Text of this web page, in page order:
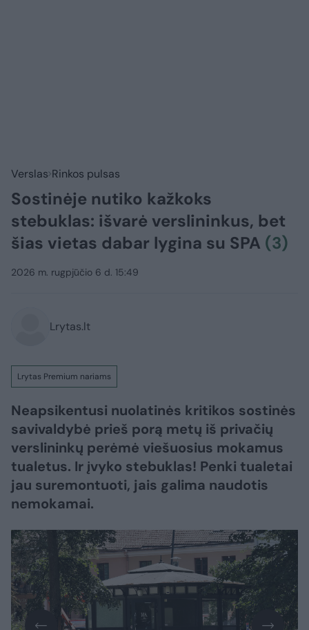
Verslas Rinkos pulsas
Sostinėje nutiko kažkoks
stebuklas: išvarė verslininkus, bet
šias vietas dabar lygina su SPA (3)
2026 m. rugpjūčio 6 d. 15:49
Lrytas.lt
Lrytas Premium nariams
Neapsikentusi nuolatinės kritikos sostinės
savivaldybė prieš porą metų iš privačių
verslininkų perėmė viešuosius mokamus
tualetus. Ir įvyko stebuklas! Penki tualetai
jau suremontuoti, jais galima naudotis
nemokamai.